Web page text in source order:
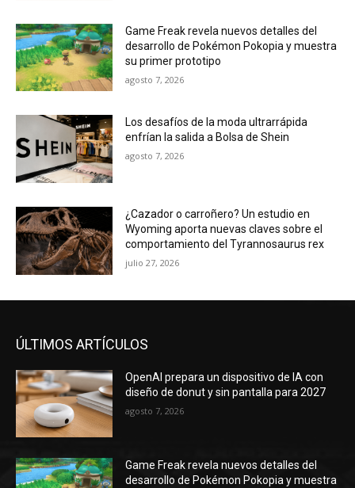
Game Freak revela nuevos detalles del
desarrollo de Pokémon Pokopia y muestra
su primer prototipo
agosto 7, 2026
Los desafíos de la moda ultrarrápida
enfrían la salida a Bolsa de Shein
agosto 7, 2026
¿Cazador o carroñero? Un estudio en
Wyoming aporta nuevas claves sobre el
comportamiento del Tyrannosaurus rex
julio 27, 2026
ÚLTIMOS ARTÍCULOS
OpenAI prepara un dispositivo de IA con
diseño de donut y sin pantalla para 2027
agosto 7, 2026
Game Freak revela nuevos detalles del
desarrollo de Pokémon Pokopia y muestra